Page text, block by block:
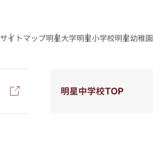
サイトマップ明星大学明星小学校明星幼稚園
明星中学校TOP